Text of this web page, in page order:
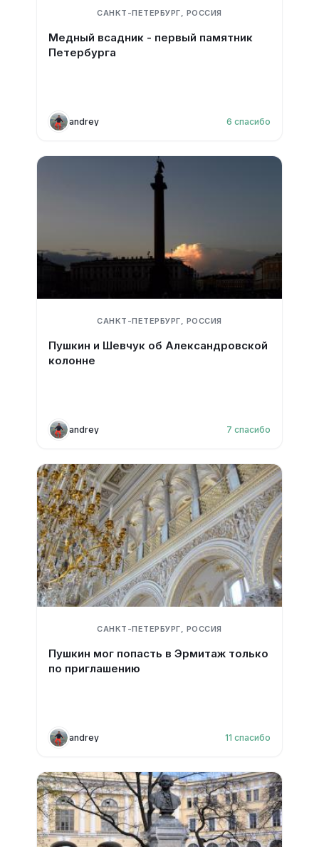
САНКТ-ПЕТЕРБУРГ, РОССИЯ
Медный всадник - первый памятник
Петербурга
andrey 6 спасибо
САНКТ-ПЕТЕРБУРГ, РОССИЯ
Пушкин и Шевчук об Александровской
колонне
andrey 7 спасибо
САНКТ-ПЕТЕРБУРГ, РОССИЯ
Пушкин мог попасть в Эрмитаж только
по приглашению
andrey 11 спасибо